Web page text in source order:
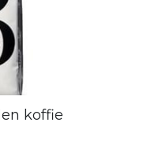
koffie